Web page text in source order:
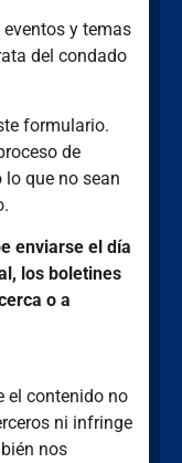
y temas
del condado
formulario.
de
lo que no sean
enviarse el día
los boletines
o a
el contenido no
ni infringe
nos